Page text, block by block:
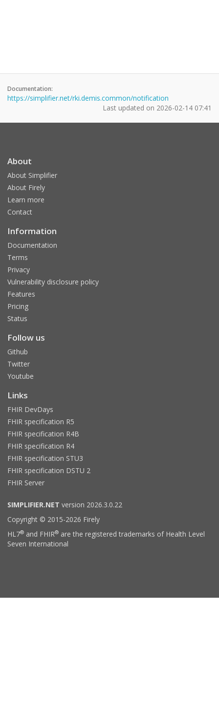
Documentation:
https://simplifier.net/rki.demis.common/notification
Last updated on 2026-02-14 07:41
About
About Simplifier
About Firely
Learn more
Contact
Information
Documentation
Terms
Privacy
Vulnerability disclosure policy
Features
Pricing
Status
Follow us
Github
Twitter
Youtube
Links
FHIR DevDays
FHIR specification R5
FHIR specification R4B
FHIR specification R4
FHIR specification STU3
FHIR specification DSTU 2
FHIR Server
SIMPLIFIER.NET version 2026.3.0.22
Copyright © 2015-2026 Firely
HL7® and FHIR® are the registered trademarks of Health Level
Seven International